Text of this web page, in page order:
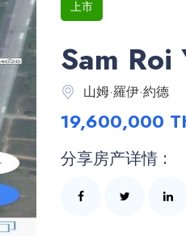
上市
Sam Roi
山姆·羅伊·約德
19,600,000
分享房产详情 :